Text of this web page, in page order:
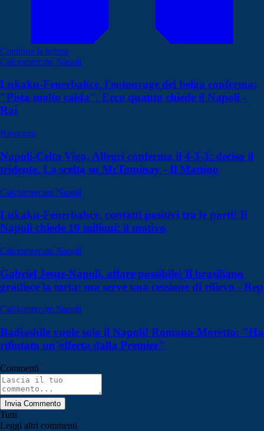
Continua la lettura
Calciomercato Napoli
Lukaku-Fenerbahce, l'entourage del belga conferma:
"Pista molto calda". Ecco quanto chiede il Napoli -
Rai
Rassegna
Napoli-Celta Vigo, Allegri conferma il 4-3-3: deciso il
tridente. La scelta su McTominay - Il Mattino
Calciomercato Napoli
Lukaku-Fenerbahce, contatti positivi tra le parti! Il
Napoli chiede 10 milioni: il motivo
Calciomercato Napoli
Gabriel Jesus-Napoli, affare possibile! Il brasiliano
gradisce la meta: ma serve una cessione di rilievo - Rep
Calciomercato Napoli
Badiashile vuole solo il Napoli! Romano-Moretto: "Ha
rifiutato un'offerta dalla Premier"
Commenti
Invia Commento
Tutti
Leggi altri commenti